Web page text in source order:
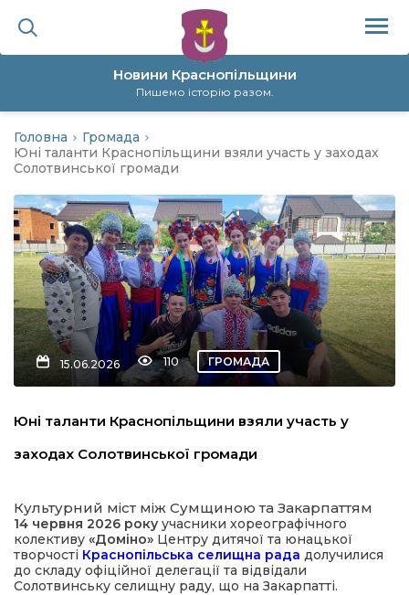
Новини Краснопільщини
Пишемо історію разом.
політика
Головна
Громада
Юні таланти Краснопільщини взяли участь у заходах
Солотвинської громади
15.06.2026 110 ГРОМАДА
Юні таланти Краснопільщини взяли участь у
заходах Солотвинської громади
Культурний міст між Сумщиною та Закарпаттям
14 червня 2026 року учасники хореографічного
колективу «Доміно» Центру дитячої та юнацької
творчості Краснопільська селищна рада долучилися
до складу офіційної делегації та відвідали
Солотвинську селищну раду, що на Закарпатті.